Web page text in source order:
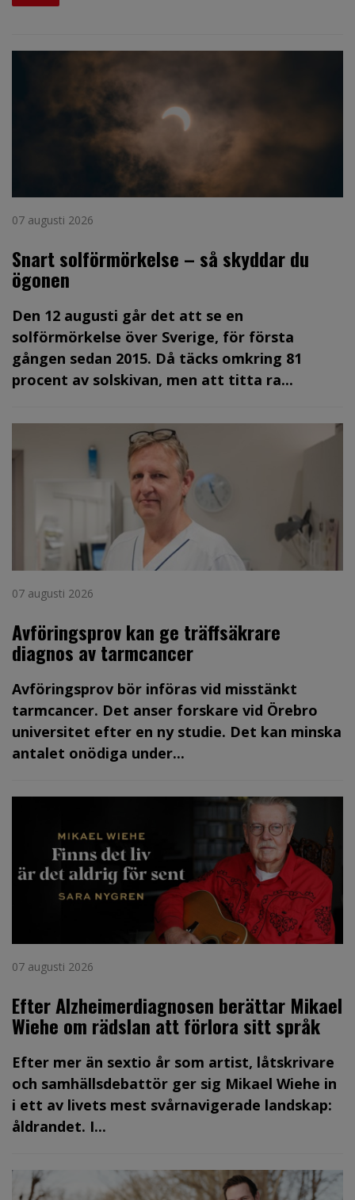
07 augusti 2026
Snart solförmörkelse – så skyddar du
ögonen
Den 12 augusti går det att se en
solförmörkelse över Sverige, för första
gången sedan 2015. Då täcks omkring 81
procent av solskivan, men att titta ra...
07 augusti 2026
Avföringsprov kan ge träffsäkrare
diagnos av tarmcancer
Avföringsprov bör införas vid misstänkt
tarmcancer. Det anser forskare vid Örebro
universitet efter en ny studie. Det kan minska
antalet onödiga under...
07 augusti 2026
Efter Alzheimerdiagnosen berättar Mikael
Wiehe om rädslan att förlora sitt språk
Efter mer än sextio år som artist, låtskrivare
och samhällsdebattör ger sig Mikael Wiehe in
i ett av livets mest svårnavigerade landskap:
åldrandet. I...